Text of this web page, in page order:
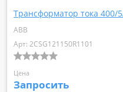
Трансформатор тока 400/
ABB
Арт: 2CSG121150R1101
Цена
Запросить